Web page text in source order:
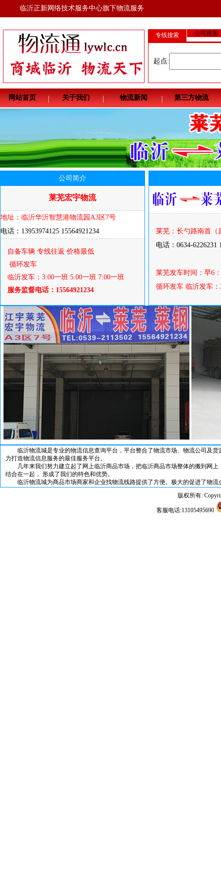
临沂正新网络技术服务中心旗下物流服务
专线搜索 公司搜索
起点:
网站首页 关于我们 物流新闻 第三方物流
公司简介
莱芜宏宇物流
地址：临沂华沂智慧港物流园A3区7号
电话：13953974125 15564921234
自备车辆 专线往返 价格最低
循环发车
临沂发车：3:00一班 5:00一班 7:00一班
服务监督电话：15564921234
莱芜：长勺路南首（
电话：0634-6226231
莱芜发车时间：早6
循环发车 临沂发车：
临沂物流城是专业的物流信息查询平台，平台整合了物流市场、物流公司及货
力打造物流信息服务的最佳服务平台。
几年来我们努力建立起了网上临沂商品市场，把临沂商品市场整体的搬到网上
结合在一起， 形成了我们的特色和优势。
临沂物流城为商品市场商家和企业找物流线路提供了方便。极大的促进了物流
版权所有:
客服电话:13105495690